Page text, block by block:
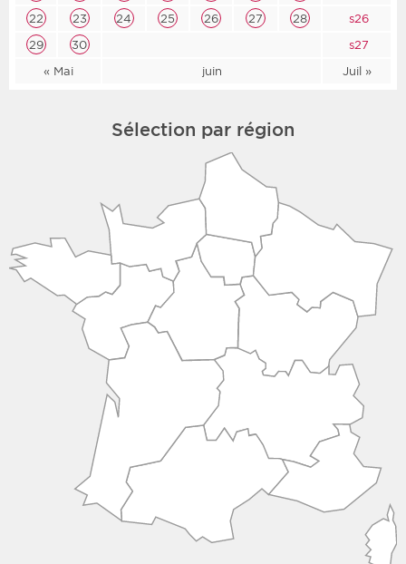
« Mai juin Juil »
22
23 24 25 26 27 28
s26
29
30 s27
Sélection par région